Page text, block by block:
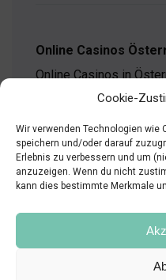
Cookie-
Wir verwenden Technologien wie
speichern und/oder darauf
Erlebnis zu verbessern und um
anzuzeigen. Wenn du nicht
kann dies bestimmte Merkmale
Online Casinos
Online Casinos in
Glücksspiels hat sich
klassische…
Online
Casinos
Österreich